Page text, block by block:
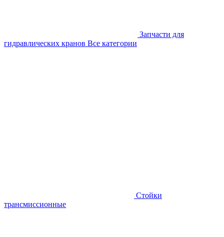
Запчасти для
гидравлических кранов Все категории
Стойки
трансмиссионные